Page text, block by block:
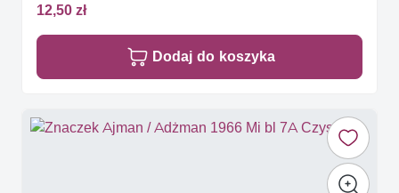
12,50 zł
Dodaj do koszyka